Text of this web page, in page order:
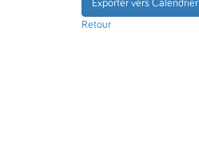
Exporter vers Calendrier
Retour